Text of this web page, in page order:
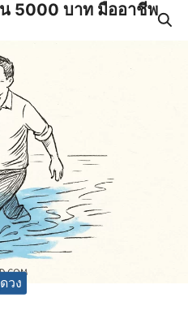
5000 บาท มืออาชีพ
วง